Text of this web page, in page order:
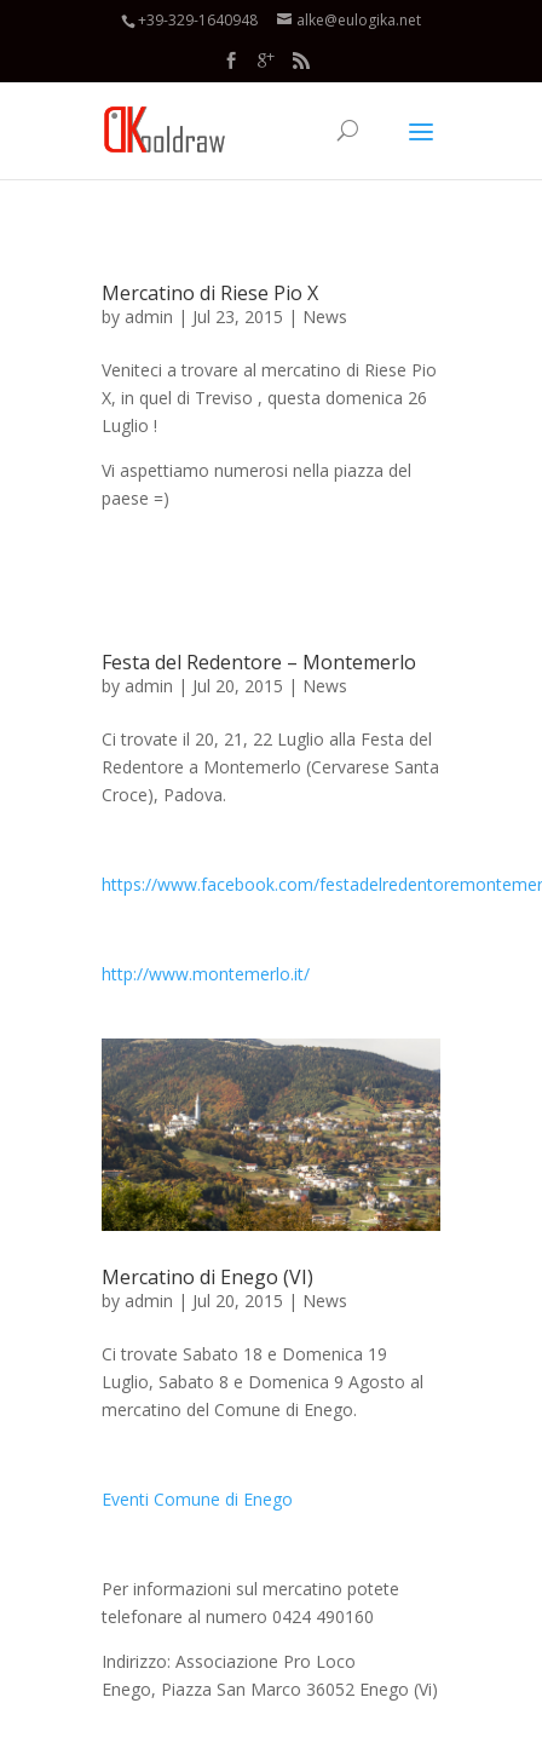
+39-329-1640948 alke@eulogika.net
Mercatino di Riese Pio X
by admin | Jul 23, 2015 | News
Veniteci a trovare al mercatino di Riese Pio
X, in quel di Treviso , questa domenica 26
Luglio !
Vi aspettiamo numerosi nella piazza del
paese =)
Festa del Redentore – Montemerlo
by admin | Jul 20, 2015 | News
Ci trovate il 20, 21, 22 Luglio alla Festa del
Redentore a Montemerlo (Cervarese Santa
Croce), Padova.
https://www.facebook.com/
http://www.montemerlo.it/
Mercatino di Enego (VI)
by admin | Jul 20, 2015 | News
Ci trovate Sabato 18 e Domenica 19
Luglio, Sabato 8 e Domenica 9 Agosto al
mercatino del Comune di Enego.
Eventi Comune di Enego
Per informazioni sul mercatino potete
telefonare al numero 0424 490160
Indirizzo: Associazione Pro Loco
Enego, Piazza San Marco 36052 Enego (Vi)